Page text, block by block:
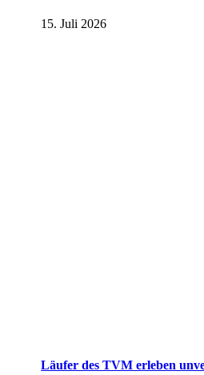
15. Juli 2026
Läufer des TVM erleben